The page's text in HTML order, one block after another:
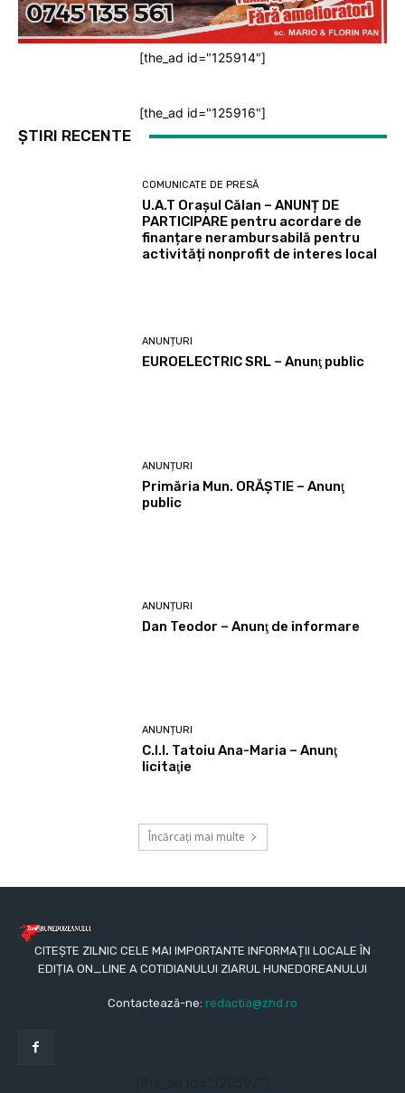
[the_ad id="125914"]
[the_ad id="125916"]
ȘTIRI RECENTE
COMUNICATE DE PRESĂ
U.A.T Orașul Călan – ANUNȚ DE
PARTICIPARE pentru acordare de
finanțare nerambursabilă pentru
activități nonprofit de interes local
ANUNȚURI
EUROELECTRIC SRL – Anunţ public
ANUNȚURI
Primăria Mun. ORĂȘTIE – Anunţ
public
ANUNȚURI
Dan Teodor – Anunţ de informare
ANUNȚURI
C.I.I. Tatoiu Ana-Maria – Anunţ
licitaţie
Încărcați mai multe
CITEȘTE ZILNIC CELE MAI IMPORTANTE INFORMAȚII LOCALE ÎN
EDIȚIA ON_LINE A COTIDIANULUI ZIARUL HUNEDOREANULUI
Contactează-ne: redactia@zhd.ro